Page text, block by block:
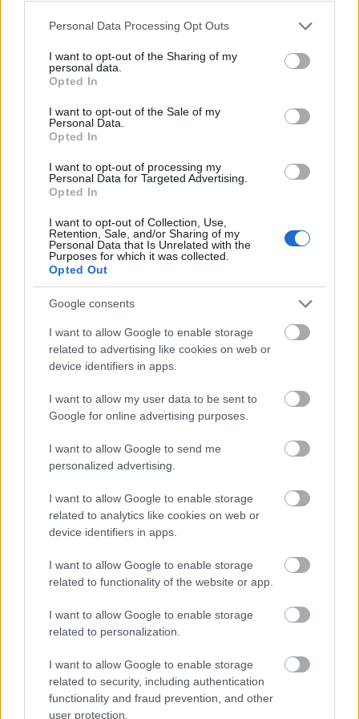
Please note that this website/app uses one or more Google
not limited to your visit or usage behaviour. You may click to
grant or deny consent to Google and its third-party tags to
use your data for below specified purposes in below Google
consent section.
Personal Data Processing Opt Outs
I want to opt-out of the Sharing of my
personal data.
Opted In
I want to opt-out of the Sale of my
Personal Data.
Opted In
I want to opt-out of processing my
Personal Data for Targeted Advertising.
Opted In
I want to opt-out of Collection, Use,
Retention, Sale, and/or Sharing of my
Personal Data that Is Unrelated with the
Purposes for which it was collected.
Opted Out
Google consents
I want to allow Google to enable storage
related to advertising like cookies on web or
device identifiers in apps.
I want to allow my user data to be sent to
Google for online advertising purposes.
I want to allow Google to send me
personalized advertising.
I want to allow Google to enable storage
related to analytics like cookies on web or
device identifiers in apps.
I want to allow Google to enable storage
related to functionality of the website or app.
I want to allow Google to enable storage
related to personalization.
I want to allow Google to enable storage
related to security, including authentication
functionality and fraud prevention, and other
user protection.
Mire vagy a legbüszkébb ezalatt az egy év alatt?
dolog, ami hajt minden nap? Élmény, pillanat,
esemény.
társaság, és nekik jól kell érezniük magukat. És
pont. Nincs olyan opció, hogy ők úgy mennek el,
hogy nekik nem jó. Két dolgot emelnék még ki,
az egyik az szorosan kézzel fogható, a másik az
már nem annyira. Ezalatt az egy év alatt arra
alatt én elértem odáig, hogy a környező
falvakban megismernek,és általában, úgy
gondolom, hogy pozitív előjellel gondolnak rám.
Tudják, hogy a Tagyon Birtokhoz tartozom,
tudják, ha nem is konkrétan,hogy van egy ilyen
dolog, hogy Tagyon Birtok, és a környéken
alapjában véve kedvelnek. És ezt nem tartom
egy kis eredménynek. Egy viszonylag zárt
közösségbe beilleszkedni „gyüttmentként” vagy
bebíróként azért az nem olyan nagyon könnyű.
Kezdik azt érezni, hogy ez nem csak egy
átmeneti gondolkozás a részemről, egy
megszedem magam, aztán tovább megyek,
hanem ebben itt én látok fantáziát, meg azért
tenni, hogy ez itt jobb dolog legyen. A másik,
meg ami kézzel fogható, az pedig egyébként, az
az eReSz, ez konkrétan egy óriási nagy élmény. A
mezőgazdaságban gyakorlatom semmi nem
volt, de amikor odakerültem, elkezdtem a
szőlőben járni, akkor láttam, hogy hogyan